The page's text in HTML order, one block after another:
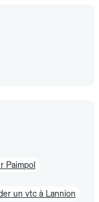
Paimpol
un vtc à Lannion